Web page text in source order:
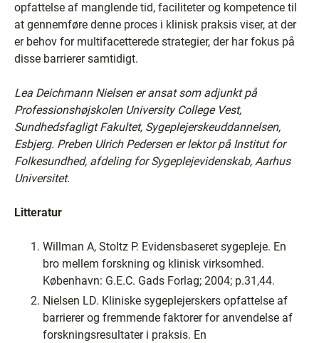
opfattelse af manglende tid, faciliteter og kompetence til
at gennemføre denne proces i klinisk praksis viser, at der
er behov for multifacetterede strategier, der har fokus på
disse barrierer samtidigt.
Lea Deichmann Nielsen er ansat som adjunkt på
Professionshøjskolen University College Vest,
Sundhedsfagligt Fakultet, Sygeplejerskeuddannelsen,
Esbjerg. Preben Ulrich Pedersen er lektor på Institut for
Folkesundhed, afdeling for Sygeplejevidenskab, Aarhus
Universitet.
Litteratur
Willman A, Stoltz P. Evidensbaseret sygepleje. En
bro mellem forskning og klinisk virksomhed.
København: G.E.C. Gads Forlag; 2004; p.31,44.
Nielsen LD. Kliniske sygeplejerskers opfattelse af
barrierer og fremmende faktorer for anvendelse af
forskningsresultater i praksis. En